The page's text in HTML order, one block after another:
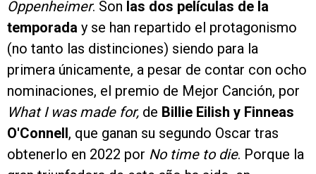
Oppenheimer. Son las dos películas de la
temporada y se han repartido el protagonismo
(no tanto las distinciones) siendo para la
primera únicamente, a pesar de contar con ocho
nominaciones, el premio de Mejor Canción, por
What I was made for, de Billie Eilish y Finneas
O'Connell, que ganan su segundo Oscar tras
obtenerlo en 2022 por No time to die. Porque la